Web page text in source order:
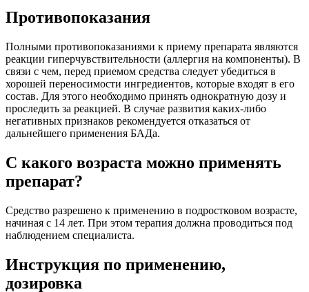
Противопоказания
Полными противопоказаниями к приему препарата являются
реакции гиперчувствительности (аллергия на компоненты). В
связи с чем, перед приемом средства следует убедиться в
хорошей переносимости ингредиентов, которые входят в его
состав. Для этого необходимо принять однократную дозу и
проследить за реакцией. В случае развития каких-либо
негативных признаков рекомендуется отказаться от
дальнейшего применения БАДа.
С какого возраста можно применять
препарат?
Средство разрешено к применению в подростковом возрасте,
начиная с 14 лет. При этом терапия должна проводиться под
наблюдением специалиста.
Инструкция по применению,
дозировка